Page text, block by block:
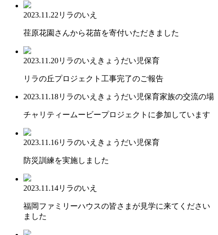
2023.11.22 リラのいえ
荏原花園さんから花苗を寄付いただきました
2023.11.20リラのいえ きょうだい児保育
リラの丘プロジェクト工事完了のご報告
2023.11.18リラのいえ きょうだい児保育家族の交流の場
チャリティームービープロジェクトに参加しています
2023.11.16リラのいえ きょうだい児保育
防災訓練を実施しました
2023.11.14リラのいえ
福岡ファミリーハウスの皆さまが見学に来てください
ました